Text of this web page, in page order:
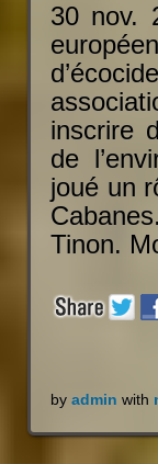
30 nov.
inscrire
de
joué un
Tinon.
byadmin with